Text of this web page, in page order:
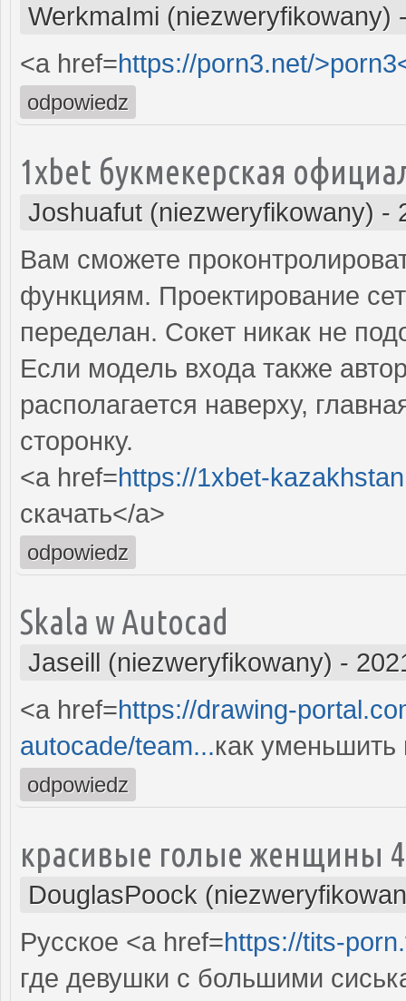
WerkmaImi (niezweryfikowany)
<a href=https://porn3.net/
odpowiedz
1xbet букмекерская
Joshuafut (niezweryfikowany) -
Вам сможете
функциям. Проектирование
переделан. Сокет никак не
Если модель входа также
располагается наверху,
сторонку.
<a href=https://1xbet-
скачать</a>
odpowiedz
Skala w Autocad
Jaseill (niezweryfikowany) -
<a href=https://drawing-
autocade/team...как
odpowiedz
красивые голые женщины
DouglasPoock
Русское <a href=https://tits-
где девушки с большими